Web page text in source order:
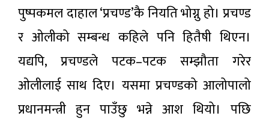
पुष्पकमल दाहाल ‘प्रचण्ड’कै नियति भोग्नु हो। प्रचण्ड
र ओलीको सम्बन्ध कहिले पनि हितैषी थिएन।
यद्यपि, प्रचण्डले पटक–पटक सम्झौता गरेर
ओलीलाई साथ दिए। यसमा प्रचण्डको आलोपालो
प्रधानमन्त्री हुन पाउँछु भन्ने आश थियो। पछि